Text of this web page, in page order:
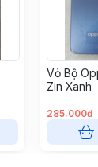
Vỏ Bộ
Zin Xanh
285.000đ